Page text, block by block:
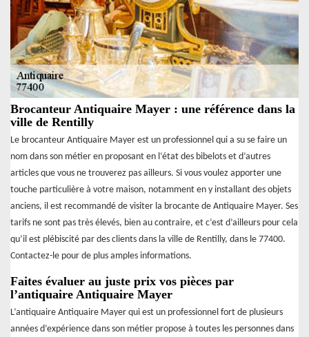
Brocanteur Antiquaire Mayer : une référence dans la
ville de Rentilly
Le brocanteur Antiquaire Mayer est un professionnel qui a su se faire un
nom dans son métier en proposant en l’état des bibelots et d’autres
articles que vous ne trouverez pas ailleurs. Si vous voulez apporter une
touche particulière à votre maison, notamment en y installant des objets
anciens, il est recommandé de visiter la brocante de Antiquaire Mayer. Ses
tarifs ne sont pas très élevés, bien au contraire, et c’est d’ailleurs pour cela
qu’il est plébiscité par des clients dans la ville de Rentilly, dans le 77400.
Contactez-le pour de plus amples informations.
Faites évaluer au juste prix vos pièces par
l’antiquaire Antiquaire Mayer
L’antiquaire Antiquaire Mayer qui est un professionnel fort de plusieurs
années d’expérience dans son métier propose à toutes les personnes dans